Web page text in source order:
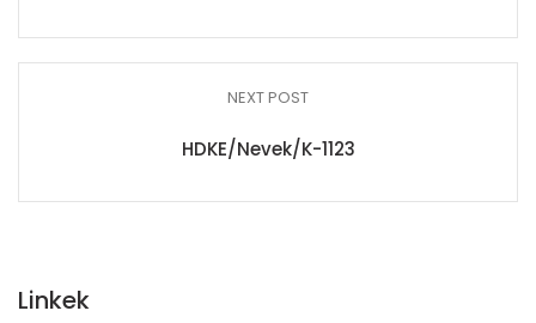
NEXT POST
HDKE/Nevek/K-1123
Linkek